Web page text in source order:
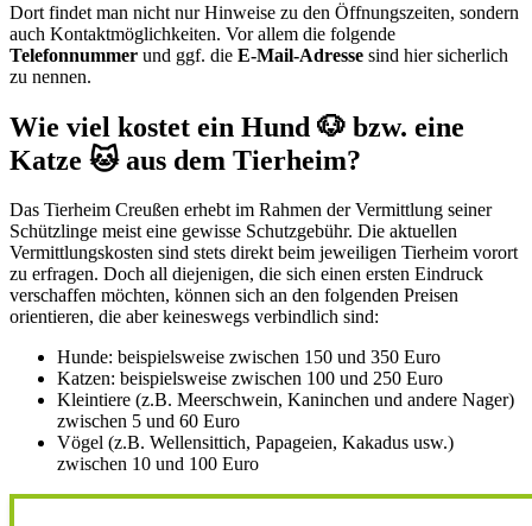
Dort findet man nicht nur Hinweise zu den Öffnungszeiten, sondern
auch Kontaktmöglichkeiten. Vor allem die folgende
Telefonnummer und ggf. die E-Mail-Adresse sind hier sicherlich
zu nennen.
Wie viel kostet ein Hund 🐶 bzw. eine
Katze 🐱 aus dem Tierheim?
Das Tierheim Creußen erhebt im Rahmen der Vermittlung seiner
Schützlinge meist eine gewisse Schutzgebühr. Die aktuellen
Vermittlungskosten sind stets direkt beim jeweiligen Tierheim vorort
zu erfragen. Doch all diejenigen, die sich einen ersten Eindruck
verschaffen möchten, können sich an den folgenden Preisen
orientieren, die aber keineswegs verbindlich sind:
Hunde: beispielsweise zwischen 150 und 350 Euro
Katzen: beispielsweise zwischen 100 und 250 Euro
Kleintiere (z.B. Meerschwein, Kaninchen und andere Nager)
zwischen 5 und 60 Euro
Vögel (z.B. Wellensittich, Papageien, Kakadus usw.)
zwischen 10 und 100 Euro